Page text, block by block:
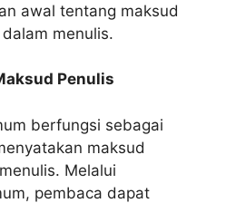
awal tentang maksud
menulis.
Penulis
berfungsi sebagai
maksud
Melalui
pembaca dapat